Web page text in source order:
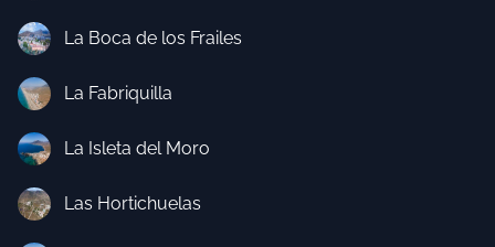
La Boca de los Frailes
La Fabriquilla
La Isleta del Moro
Las Hortichuelas